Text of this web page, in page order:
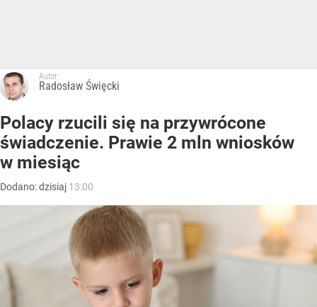
Autor:
Radosław Święcki
Polacy rzucili się na przywrócone
świadczenie. Prawie 2 mln wniosków
w miesiąc
Dodano:dzisiaj 13:00